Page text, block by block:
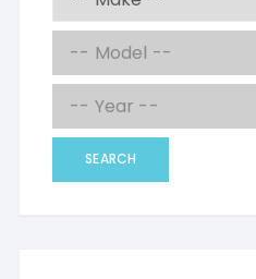
SEARCH